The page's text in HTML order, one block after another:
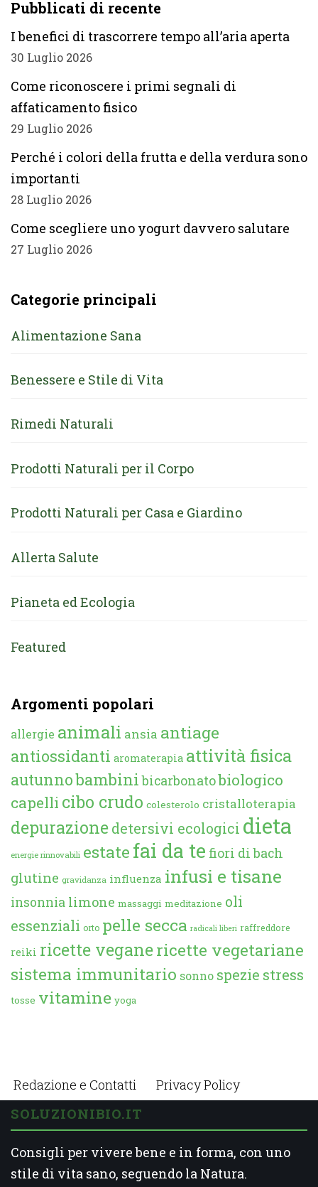
Pubblicati di recente
I benefici di trascorrere tempo all’aria aperta
30 Luglio 2026
Come riconoscere i primi segnali di
affaticamento fisico
29 Luglio 2026
Perché i colori della frutta e della verdura sono
importanti
28 Luglio 2026
Come scegliere uno yogurt davvero salutare
27 Luglio 2026
Categorie principali
Alimentazione Sana
Benessere e Stile di Vita
Rimedi Naturali
Prodotti Naturali per il Corpo
Prodotti Naturali per Casa e Giardino
Allerta Salute
Pianeta ed Ecologia
Featured
Argomenti popolari
allergie animali ansia antiage
antiossidanti aromaterapia attività fisica
autunnobambini bicarbonatobiologico
capelli cibo crudo colesterolo cristalloterapia
depurazione detersivi ecologici dieta
energie rinnovabili estate fai da te fiori di bach
glutine gravidanza influenza infusi e tisane
insonnia limone massaggi meditazione oli
essenziali orto pelle secca radicali liberi raffreddore
reiki ricette veganericette vegetariane
sistema immunitario sonno spezie stress
tosse vitamine yoga
Redazione e Contatti Privacy Policy
SOLUZIONIBIO.IT
Consigli per vivere bene e in forma, con uno
stile di vita sano, seguendo la Natura.